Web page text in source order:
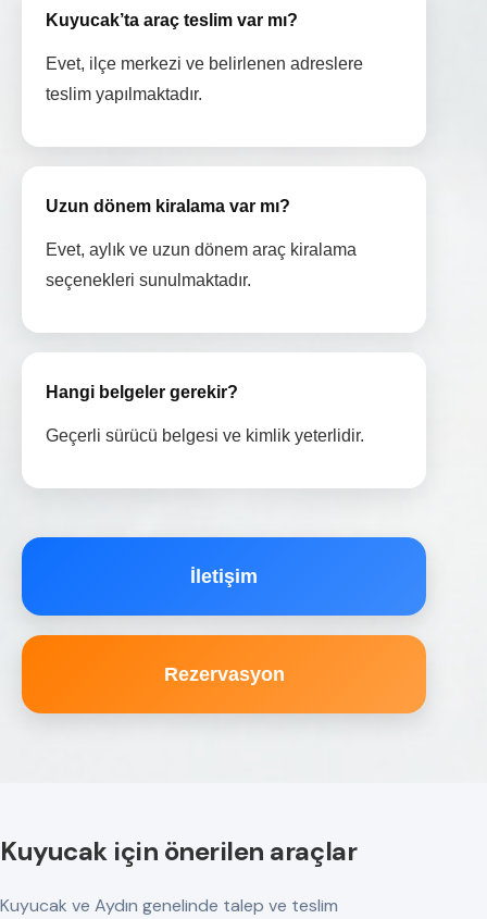
Kuyucak’ta araç teslim var mı?
Evet, ilçe merkezi ve belirlenen adreslere
teslim yapılmaktadır.
Uzun dönem kiralama var mı?
Evet, aylık ve uzun dönem araç kiralama
seçenekleri sunulmaktadır.
Hangi belgeler gerekir?
Geçerli sürücü belgesi ve kimlik yeterlidir.
İletişim
Rezervasyon
Kuyucak için önerilen araçlar
Kuyucak ve Aydın genelinde talep ve teslim